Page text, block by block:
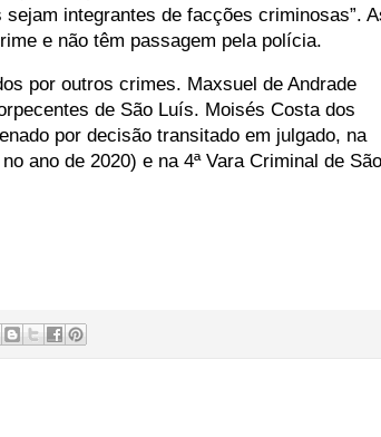
integrantes de facções criminosas”.
e não têm passagem pela polícia.
por outros crimes. Maxsuel de Andrade
de São Luís. Moisés Costa dos
por decisão transitado em julgado, na
ano de 2020) e na 4ª Vara Criminal de São